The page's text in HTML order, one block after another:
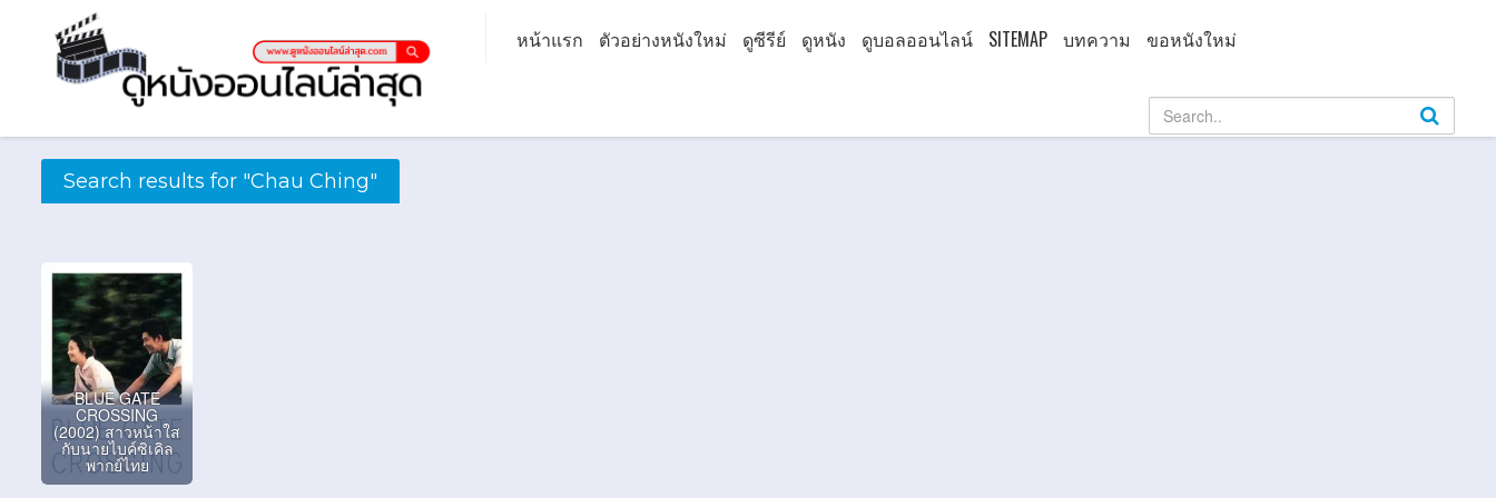
หน้าแรก ตัวอย่างหนังใหม่ ดูซีรีย์ ดูหนัง ดูบอลออนไลน์ SITEMAP บทความ ขอหนังใหม่
Search results for "Chau Ching"
BLUE GATE
CROSSING
(2002) สาวหน้าใส
กับนายไบค์ซิเคิล
พากย์ไทย